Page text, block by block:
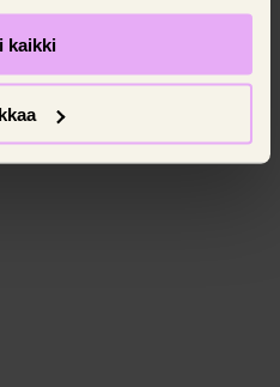
yritysten palveluita.
käyttöön.
kaikki